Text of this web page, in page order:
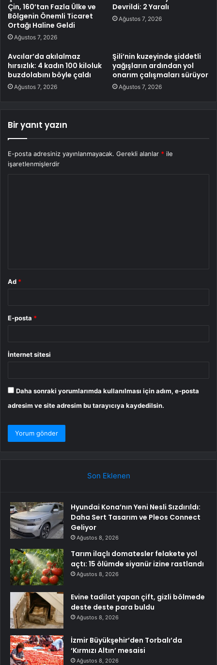
Çin, 160’tan Fazla Ülke ve
Bölgenin Önemli Ticaret
Ortağı Haline Geldi
Ağustos 7, 2026
Devrildi: 2 Yaralı
Ağustos 7, 2026
Avcılar’da akılalmaz
hırsızlık: 4 kadın 100 kiloluk
buzdolabını böyle çaldı
Ağustos 7, 2026
Şili’nin kuzeyinde şiddetli
yağışların ardından yol
onarım çalışmaları sürüyor
Ağustos 7, 2026
Bir yanıt yazın
E-posta adresiniz yayınlanmayacak. Gerekli alanlar * ile
işaretlenmişlerdir
Ad *
E-posta *
İnternet sitesi
Daha sonraki yorumlarımda kullanılması için adım, e-posta
adresim ve site adresim bu tarayıcıya kaydedilsin.
Son Eklenen
Hyundai Kona’nın Yeni Nesli Sızdırıldı:
Daha Sert Tasarım ve Pleos Connect
Geliyor
Ağustos 8, 2026
Tarım ilaçlı domatesler felakete yol
açtı: 15 ölümde siyanür izine rastlandı
Ağustos 8, 2026
Evine tadilat yapan çift, gizli bölmede
deste deste para buldu
Ağustos 8, 2026
İzmir Büyükşehir’den Torbalı’da
‘Kırmızı Altın’ mesaisi
Ağustos 8, 2026